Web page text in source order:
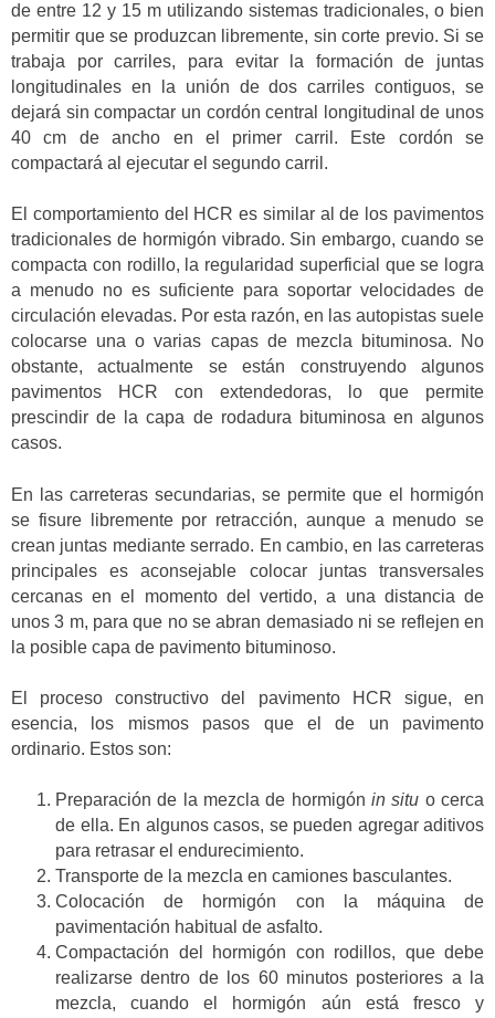
de entre 12 y 15 m utilizando sistemas tradicionales, o bien
permitir que se produzcan libremente, sin corte previo. Si se
trabaja por carriles, para evitar la formación de juntas
longitudinales en la unión de dos carriles contiguos, se
dejará sin compactar un cordón central longitudinal de unos
40 cm de ancho en el primer carril. Este cordón se
compactará al ejecutar el segundo carril.
El comportamiento del HCR es similar al de los pavimentos
tradicionales de hormigón vibrado. Sin embargo, cuando se
compacta con rodillo, la regularidad superficial que se logra
a menudo no es suficiente para soportar velocidades de
circulación elevadas. Por esta razón, en las autopistas suele
colocarse una o varias capas de mezcla bituminosa. No
obstante, actualmente se están construyendo algunos
pavimentos HCR con extendedoras, lo que permite
prescindir de la capa de rodadura bituminosa en algunos
casos.
En las carreteras secundarias, se permite que el hormigón
se fisure libremente por retracción, aunque a menudo se
crean juntas mediante serrado. En cambio, en las carreteras
principales es aconsejable colocar juntas transversales
cercanas en el momento del vertido, a una distancia de
unos 3 m, para que no se abran demasiado ni se reflejen en
la posible capa de pavimento bituminoso.
El proceso constructivo del pavimento HCR sigue, en
esencia, los mismos pasos que el de un pavimento
ordinario. Estos son:
Preparación de la mezcla de hormigón in situ o cerca
de ella. En algunos casos, se pueden agregar aditivos
para retrasar el endurecimiento.
Transporte de la mezcla en camiones basculantes.
Colocación de hormigón con la máquina de
pavimentación habitual de asfalto.
Compactación del hormigón con rodillos, que debe
realizarse dentro de los 60 minutos posteriores a la
mezcla, cuando el hormigón aún está fresco y